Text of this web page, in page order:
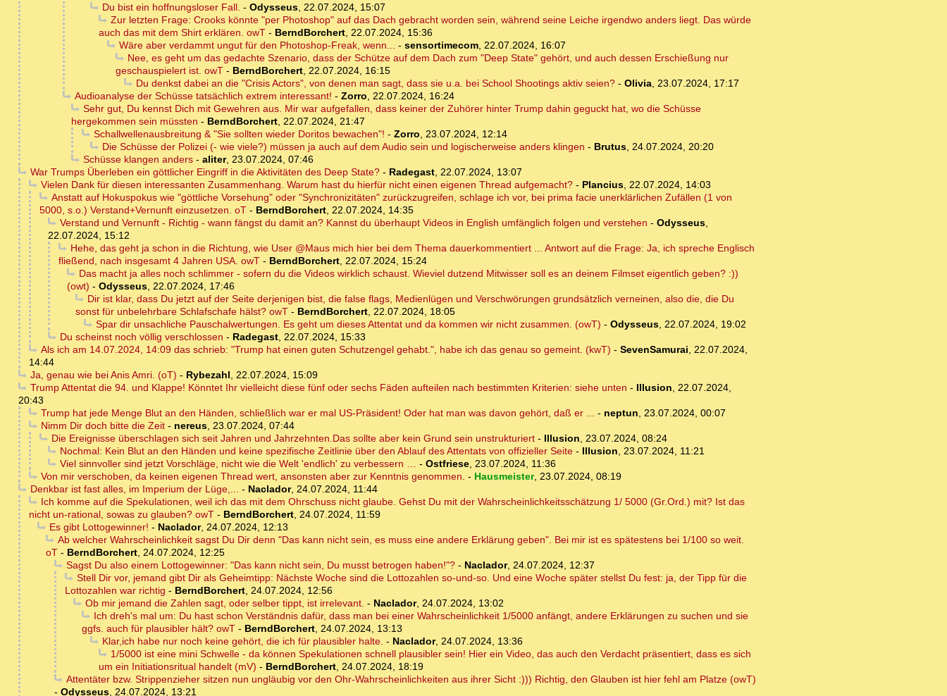
Du bist ein hoffnungsloser Fall. - Odysseus, 22.07.2024, 15:07
Zur letzten Frage: Crooks könnte "per Photoshop" auf das Dach gebracht worden sein, während seine Leiche irgendwo anders liegt. Das würde
auch das mit dem Shirt erklären. owT - BerndBorchert, 22.07.2024, 15:36
Wäre aber verdammt ungut für den Photoshop-Freak, wenn... - sensortimecom, 22.07.2024, 16:07
Nee, es geht um das gedachte Szenario, dass der Schütze auf dem Dach zum "Deep State" gehört, und auch dessen Erschießung nur
geschauspielert ist. owT - BerndBorchert, 22.07.2024, 16:15
Du denkst dabei an die "Crisis Actors", von denen man sagt, dass sie u.a. bei School Shootings aktiv seien?- Olivia, 23.07.2024, 17:17
Audioanalyse der Schüsse tatsächlich extrem interessant! - Zorro, 22.07.2024, 16:24
Sehr gut, Du kennst Dich mit Gewehren aus. Mir war aufgefallen, dass keiner der Zuhörer hinter Trump dahin geguckt hat, wo die Schüsse
hergekommen sein müssten - BerndBorchert, 22.07.2024, 21:47
Schallwellenausbreitung & "Sie sollten wieder Doritos bewachen"! - Zorro, 23.07.2024, 12:14
Die Schüsse der Polizei (- wie viele?) müssen ja auch auf dem Audio sein und logischerweise anders klingen - Brutus, 24.07.2024, 20:20
Schüsse klangen anders- aliter, 23.07.2024, 07:46
War Trumps Überleben ein göttlicher Eingriff in die Aktivitäten des Deep State?- Radegast, 22.07.2024, 13:07
Vielen Dank für diesen interessanten Zusammenhang. Warum hast du hierfür nicht einen eigenen Thread aufgemacht?- Plancius, 22.07.2024, 14:03
Anstatt auf Hokuspokus wie "göttliche Vorsehung" oder "Synchronizitäten" zurückzugreifen, schlage ich vor, bei prima facie unerklärlichen Zufällen (1 von
5000, s.o.) Verstand+Vernunft einzusetzen. oT - BerndBorchert, 22.07.2024, 14:35
Verstand und Vernunft - Richtig - wann fängst du damit an? Kannst du überhaupt Videos in English umfänglich folgen und verstehen - Odysseus,
22.07.2024, 15:12
Hehe, das geht ja schon in die Richtung, wie User @Maus mich hier bei dem Thema dauerkommentiert ... Antwort auf die Frage: Ja, ich spreche Englisch
fließend, nach insgesamt 4 Jahren USA. owT - BerndBorchert, 22.07.2024, 15:24
Das macht ja alles noch schlimmer - sofern du die Videos wirklich schaust. Wieviel dutzend Mitwisser soll es an deinem Filmset eigentlich geben? :))
(owt) - Odysseus, 22.07.2024, 17:46
Dir ist klar, dass Du jetzt auf der Seite derjenigen bist, die false flags, Medienlügen und Verschwörungen grundsätzlich verneinen, also die, die Du
sonst für unbelehrbare Schlafschafe hälst? owT - BerndBorchert, 22.07.2024, 18:05
Spar dir unsachliche Pauschalwertungen. Es geht um dieses Attentat und da kommen wir nicht zusammen. (owT) - Odysseus, 22.07.2024, 19:02
Du scheinst noch völlig verschlossen - Radegast, 22.07.2024, 15:33
Als ich am 14.07.2024, 14:09 das schrieb: "Trump hat einen guten Schutzengel gehabt.", habe ich das genau so gemeint. (kwT) - SevenSamurai, 22.07.2024,
14:44
Ja, genau wie bei Anis Amri. (oT) - Rybezahl, 22.07.2024, 15:09
Trump Attentat die 94. und Klappe! Könntet Ihr vielleicht diese fünf oder sechs Fäden aufteilen nach bestimmten Kriterien: siehe unten - Illusion, 22.07.2024,
20:43
Trump hat jede Menge Blut an den Händen, schließlich war er mal US-Präsident! Oder hat man was davon gehört, daß er ... - neptun, 23.07.2024, 00:07
Nimm Dir doch bitte die Zeit- nereus, 23.07.2024, 07:44
Die Ereignisse überschlagen sich seit Jahren und Jahrzehnten.Das sollte aber kein Grund sein unstrukturiert- Illusion, 23.07.2024, 08:24
Nochmal: Kein Blut an den Händen und keine spezifische Zeitlinie über den Ablauf des Attentats von offizieller Seite- Illusion, 23.07.2024, 11:21
Viel sinnvoller sind jetzt Vorschläge, nicht wie die Welt 'endlich' zu verbessern … - Ostfriese, 23.07.2024, 11:36
Von mir verschoben, da keinen eigenen Thread wert, ansonsten aber zur Kenntnis genommen. - Hausmeister, 23.07.2024, 08:19
Denkbar ist fast alles, im Imperium der Lüge,... - Naclador, 24.07.2024, 11:44
Ich komme auf die Spekulationen, weil ich das mit dem Ohrschuss nicht glaube. Gehst Du mit der Wahrscheinlichkeitsschätzung 1/ 5000 (Gr.Ord.) mit? Ist das
nicht un-rational, sowas zu glauben? owT - BerndBorchert, 24.07.2024, 11:59
Es gibt Lottogewinner! - Naclador, 24.07.2024, 12:13
Ab welcher Wahrscheinlichkeit sagst Du Dir denn "Das kann nicht sein, es muss eine andere Erklärung geben". Bei mir ist es spätestens bei 1/100 so weit.
oT - BerndBorchert, 24.07.2024, 12:25
Sagst Du also einem Lottogewinner: "Das kann nicht sein, Du musst betrogen haben!"?- Naclador, 24.07.2024, 12:37
Stell Dir vor, jemand gibt Dir als Geheimtipp: Nächste Woche sind die Lottozahlen so-und-so. Und eine Woche später stellst Du fest: ja, der Tipp für die
Lottozahlen war richtig - BerndBorchert, 24.07.2024, 12:56
Ob mir jemand die Zahlen sagt, oder selber tippt, ist irrelevant. - Naclador, 24.07.2024, 13:02
Ich dreh's mal um: Du hast schon Verständnis dafür, dass man bei einer Wahrscheinlichkeit 1/5000 anfängt, andere Erklärungen zu suchen und sie
ggfs. auch für plausibler hält? owT - BerndBorchert, 24.07.2024, 13:13
Klar,ich habe nur noch keine gehört, die ich für plausibler halte. - Naclador, 24.07.2024, 13:36
1/5000 ist eine mini Schwelle - da können Spekulationen schnell plausibler sein! Hier ein Video, das auch den Verdacht präsentiert, dass es sich
um ein Initiationsritual handelt (mV) - BerndBorchert, 24.07.2024, 18:19
Attentäter bzw. Strippenzieher sitzen nun ungläubig vor den Ohr-Wahrscheinlichkeiten aus ihrer Sicht :))) Richtig, den Glauben ist hier fehl am Platze (owT)
- Odysseus, 24.07.2024, 13:21